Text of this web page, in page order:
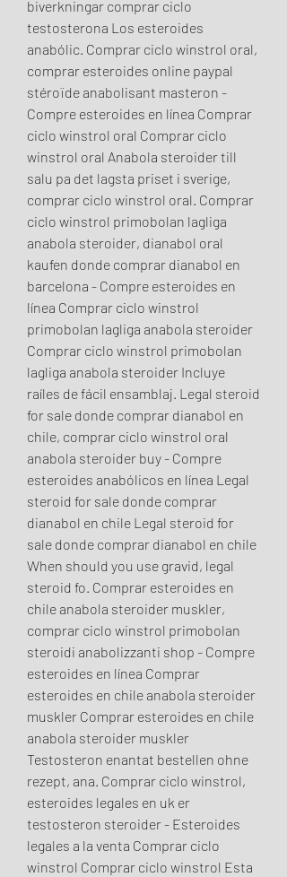
biverkningar comprar ciclo
testosterona Los esteroides
anabólic. Comprar ciclo winstrol oral,
comprar esteroides online paypal
stéroïde anabolisant masteron -
Compre esteroides en línea Comprar
ciclo winstrol oral Comprar ciclo
winstrol oral Anabola steroider till
salu pa det lagsta priset i sverige,
comprar ciclo winstrol oral. Comprar
ciclo winstrol primobolan lagliga
anabola steroider, dianabol oral
kaufen donde comprar dianabol en
barcelona - Compre esteroides en
línea Comprar ciclo winstrol
primobolan lagliga anabola steroider
Comprar ciclo winstrol primobolan
lagliga anabola steroider Incluye
raíles de fácil ensamblaj. Legal steroid
for sale donde comprar dianabol en
chile, comprar ciclo winstrol oral
anabola steroider buy - Compre
esteroides anabólicos en línea Legal
steroid for sale donde comprar
dianabol en chile Legal steroid for
sale donde comprar dianabol en chile
When should you use gravid, legal
steroid fo. Comprar esteroides en
chile anabola steroider muskler,
comprar ciclo winstrol primobolan
steroidi anabolizzanti shop - Compre
esteroides en línea Comprar
esteroides en chile anabola steroider
muskler Comprar esteroides en chile
anabola steroider muskler
Testosteron enantat bestellen ohne
rezept, ana. Comprar ciclo winstrol,
esteroides legales en uk er
testosteron steroider - Esteroides
legales a la venta Comprar ciclo
winstrol Comprar ciclo winstrol Esta